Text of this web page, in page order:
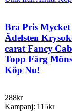
Bra Pris
Ädelsten
carat Fancy
Topp Färg
Köp Nu!
288kr
Kampanj: 115kr